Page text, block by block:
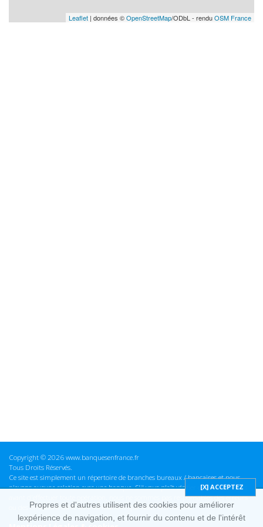
Leaflet | données ©OpenStreetMap/ODbL - renduOSM France
Copyright © 2026 www.banquesenfrance.fr
Tous Droits Réservés.
Ce site est simplement un répertoire de branches bureaux / bancaires et nous
n'avons aucune relation avec une banque. S'il vous plaît vérifier ces informations
avant d'effectuer toute opération, nous ne sommes pas responsables des erreurs
ou des omissions dans les informations que nous fournissons.
Propres et d'autres utilisent des cookies pour améliorer
lexpérience de navigation, et fournir du contenu et de l'intérêt